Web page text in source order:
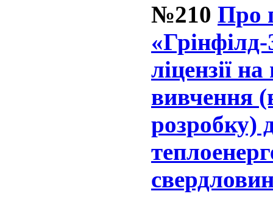
№210 Про
ліцензії
вивчення
розробку)